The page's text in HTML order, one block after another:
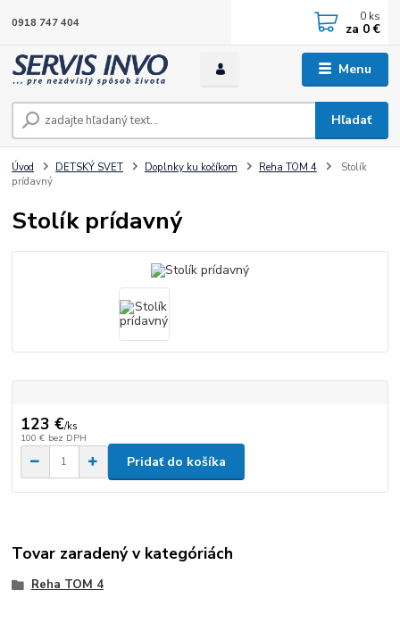
Menu
Hľadať
0918 747 404 0 ks
za 0 €
Úvod DETSKÝ SVET Doplnky ku kočíkom Reha TOM 4
Stolík
prídavný
Stolík prídavný
123 €/ks
100 € bez DPH
Pridať do košíka
Tovar zaradený v kategóriách
Reha TOM 4